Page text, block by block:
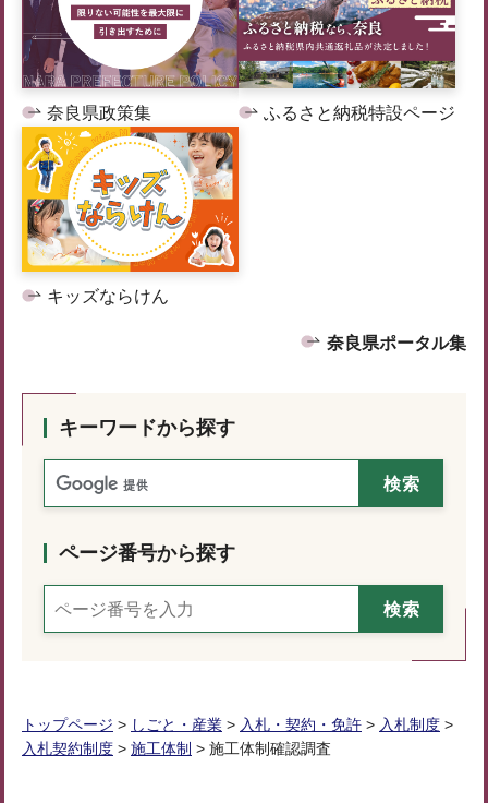
奈良県政策集 ふるさと納税特設ページ
キッズならけん
奈良県ポータル集
キーワードから探す
ページ番号から探す
トップページ > しごと・産業 > 入札・契約・免許 > 入札制度 >
入札契約制度 > 施工体制 > 施工体制確認調査